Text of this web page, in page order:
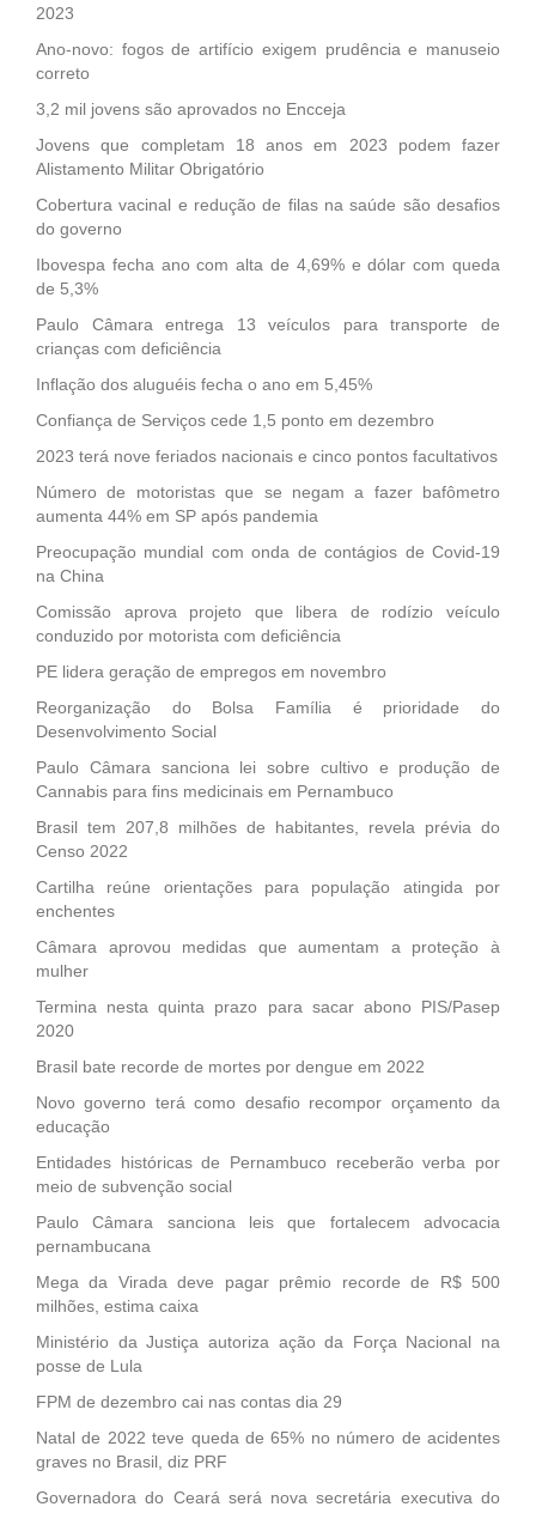
2023
Ano-novo: fogos de artifício exigem prudência e manuseio
correto
3,2 mil jovens são aprovados no Encceja
Jovens que completam 18 anos em 2023 podem fazer
Alistamento Militar Obrigatório
Cobertura vacinal e redução de filas na saúde são desafios
do governo
Ibovespa fecha ano com alta de 4,69% e dólar com queda
de 5,3%
Paulo Câmara entrega 13 veículos para transporte de
crianças com deficiência
Inflação dos aluguéis fecha o ano em 5,45%
Confiança de Serviços cede 1,5 ponto em dezembro
2023 terá nove feriados nacionais e cinco pontos facultativos
Número de motoristas que se negam a fazer bafômetro
aumenta 44% em SP após pandemia
Preocupação mundial com onda de contágios de Covid-19
na China
Comissão aprova projeto que libera de rodízio veículo
conduzido por motorista com deficiência
PE lidera geração de empregos em novembro
Reorganização do Bolsa Família é prioridade do
Desenvolvimento Social
Paulo Câmara sanciona lei sobre cultivo e produção de
Cannabis para fins medicinais em Pernambuco
Brasil tem 207,8 milhões de habitantes, revela prévia do
Censo 2022
Cartilha reúne orientações para população atingida por
enchentes
Câmara aprovou medidas que aumentam a proteção à
mulher
Termina nesta quinta prazo para sacar abono PIS/Pasep
2020
Brasil bate recorde de mortes por dengue em 2022
Novo governo terá como desafio recompor orçamento da
educação
Entidades históricas de Pernambuco receberão verba por
meio de subvenção social
Paulo Câmara sanciona leis que fortalecem advocacia
pernambucana
Mega da Virada deve pagar prêmio recorde de R$ 500
milhões, estima caixa
Ministério da Justiça autoriza ação da Força Nacional na
posse de Lula
FPM de dezembro cai nas contas dia 29
Natal de 2022 teve queda de 65% no número de acidentes
graves no Brasil, diz PRF
Governadora do Ceará será nova secretária executiva do